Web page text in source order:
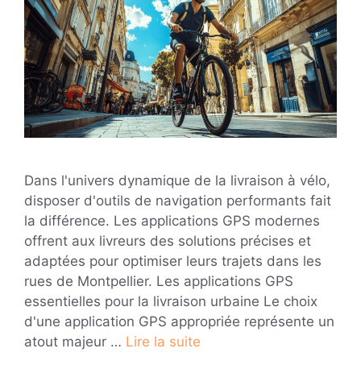
Dans l'univers dynamique de la livraison à vélo,
disposer d'outils de navigation performants fait
la différence. Les applications GPS modernes
offrent aux livreurs des solutions précises et
adaptées pour optimiser leurs trajets dans les
rues de Montpellier. Les applications GPS
essentielles pour la livraison urbaine Le choix
d'une application GPS appropriée représente un
atout majeur … Lire la suite